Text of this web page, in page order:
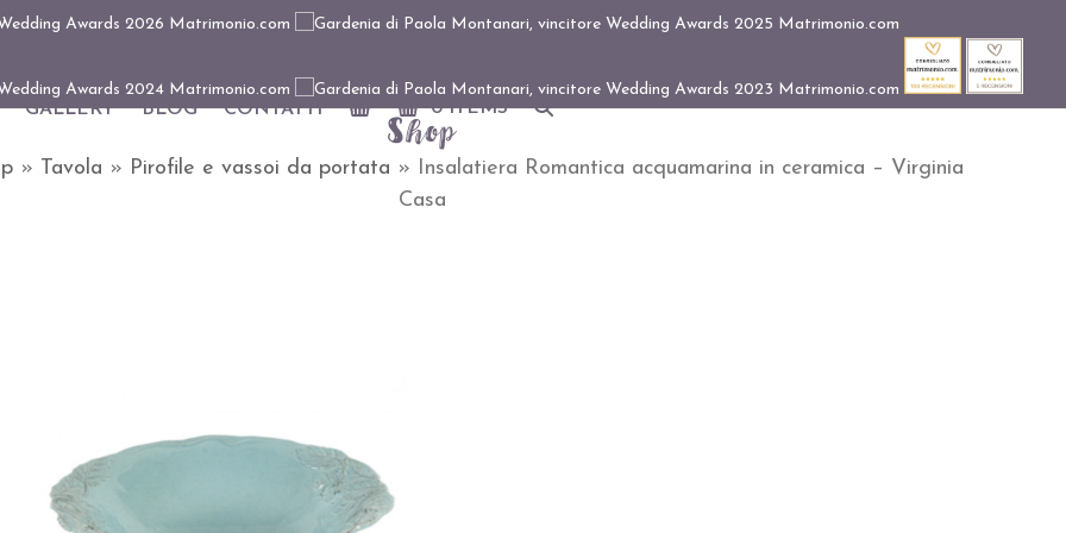
GALLERY BLOG CONTATTI 0 ITEMS
Shop
» Tavola » Pirofile e vassoi da portata » Insalatiera Romantica acquamarina in ceramica – Virginia
Casa